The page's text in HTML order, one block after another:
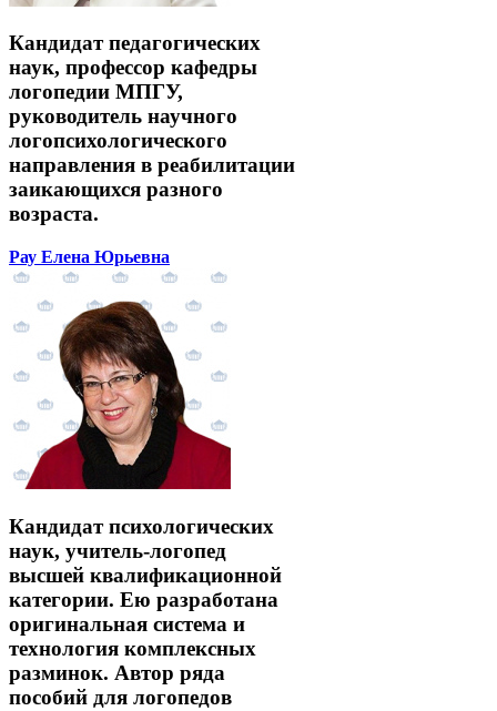
Кандидат педагогических
наук, профессор кафедры
логопедии МПГУ,
руководитель научного
логопсихологического
направления в реабилитации
заикающихся разного
возраста.
Рау Елена Юрьевна
Кандидат психологических
наук, учитель-логопед
высшей квалификационной
категории. Ею разработана
оригинальная система и
технология комплексных
разминок. Автор ряда
пособий для логопедов